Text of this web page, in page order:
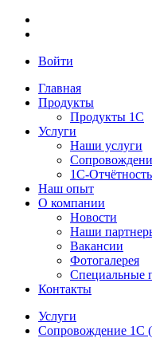
Войти
Главная
Продукты
Продукты 1С
Услуги
Наши услуги
1С-Отчётность
Наш опыт
О компании
Новости
Наши
Вакансии
Фотогалерея
Специальные
Контакты
Услуги
Сопровождение 1С